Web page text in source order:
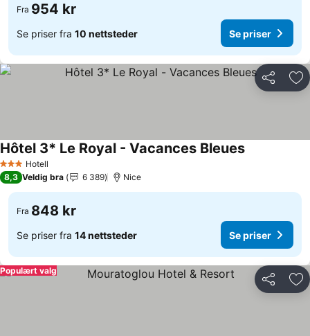
Fra 954 kr
Se priser fra 10 nettsteder Se priser
Del
3 StjernerHotell
Hôtel 3* Le Royal - Vacances Bleues
8,3 Veldig bra 6 389 Nice
Fra 848 kr
Se priser fra 14 nettsteder Se priser
Del
Populært valg